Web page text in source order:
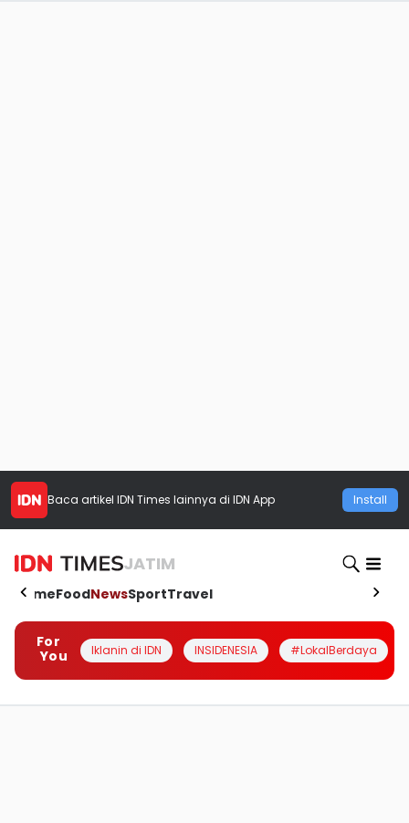
Baca artikel IDN Times lainnya di IDN App Install
JATIM
HomeFoodNewsSportTravel
For
You
Iklanin di IDN INSIDENESIA #LokalBerdaya